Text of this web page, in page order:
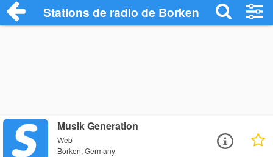
Stations de radio de Borken
Musik Generation
Web
Borken, Germany